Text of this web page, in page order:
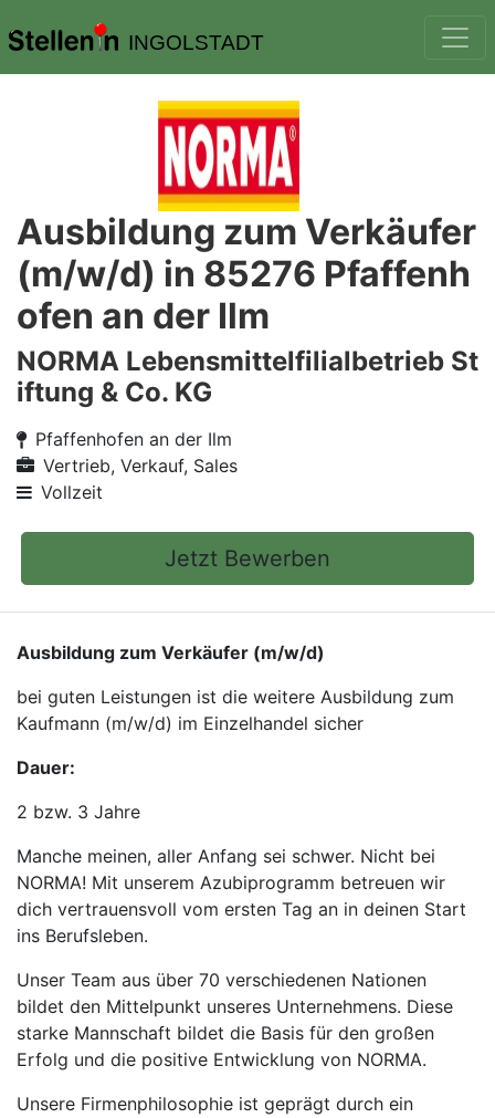
INGOLSTADT
Ausbildung zum Verkäufer
(m/w/d) in 85276 Pfaffenh
ofen an der Ilm
NORMA Lebensmittelfilialbetrieb St
iftung & Co. KG
Pfaffenhofen an der Ilm
Vertrieb, Verkauf, Sales
Vollzeit
Jetzt Bewerben
Ausbildung zum Verkäufer (m/w/d)
bei guten Leistungen ist die weitere Ausbildung zum
Kaufmann (m/w/d) im Einzelhandel sicher
Dauer:
2 bzw. 3 Jahre
Manche meinen, aller Anfang sei schwer. Nicht bei
NORMA! Mit unserem Azubiprogramm betreuen wir
dich vertrauensvoll vom ersten Tag an in deinen Start
ins Berufsleben.
Unser Team aus über 70 verschiedenen Nationen
bildet den Mittelpunkt unseres Unternehmens. Diese
starke Mannschaft bildet die Basis für den großen
Erfolg und die positive Entwicklung von NORMA.
Unsere Firmenphilosophie ist geprägt durch ein